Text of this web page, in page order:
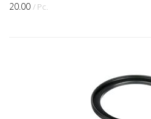
20.00 / Pc.